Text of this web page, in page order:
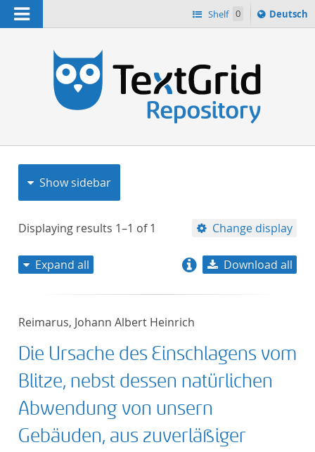
Navigation Shelf 0
Sprache
ï¿½ndern
Deutsch
Show sidebar
Displaying results 1–1 of1 Change display
title descending
format
Expand all Download all
Reimarus, Johann Albert Heinrich
Die Ursache des Einschlagens vom
Blitze, nebst dessen natürlichen
Abwendung von unsern
Gebäuden, aus zuverläßiger